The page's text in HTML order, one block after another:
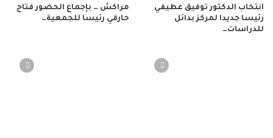
انتخاب الدكتور توفيق عطيفي
رئيسا جديدا لمركز بدائل
للدراسات…
مراكش … بإجماع الحضور فتاح
حارفي رئيسا للجمعية…